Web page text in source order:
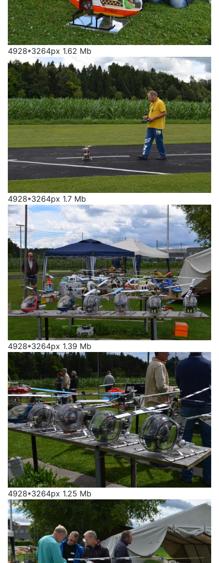
4928*3264px 1.62 Mb
4928*3264px 1.7 Mb
4928*3264px 1.39 Mb
4928*3264px 1.25 Mb